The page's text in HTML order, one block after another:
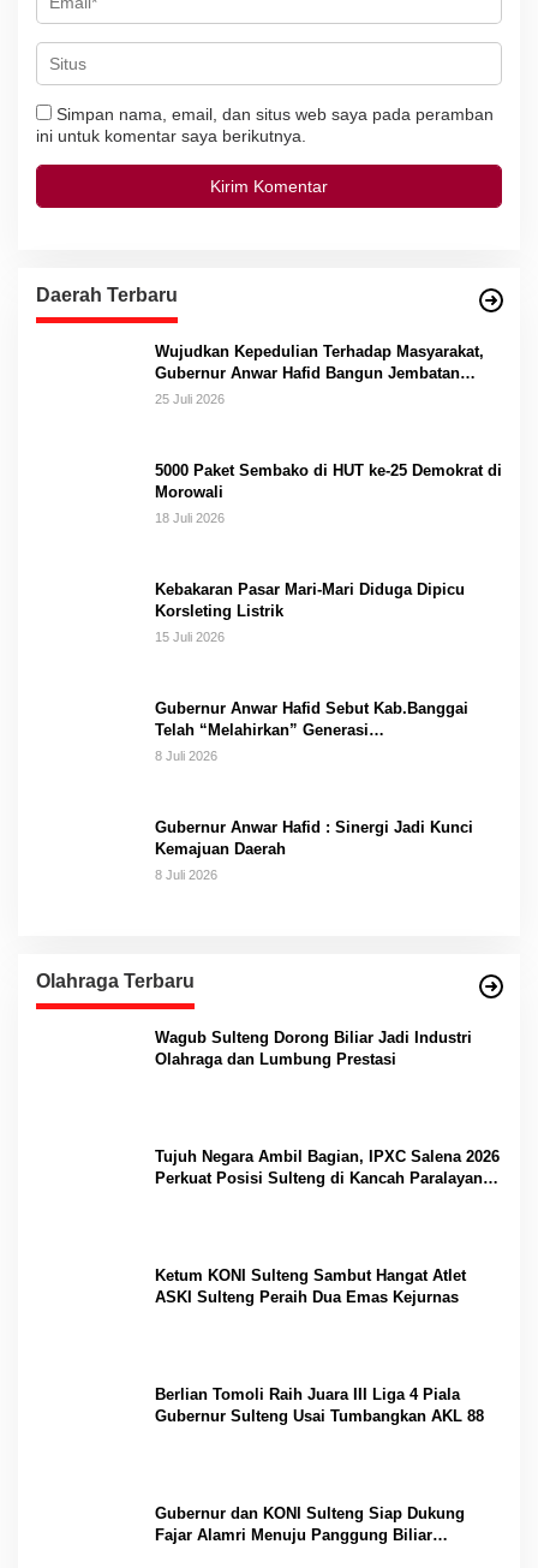
Simpan nama, email, dan situs web saya pada peramban
ini untuk komentar saya berikutnya.
Daerah Terbaru
Wujudkan Kepedulian Terhadap Masyarakat,
Gubernur Anwar Hafid Bangun Jembatan
Gantung Masungkang dengan Dana Pribadi
25 Juli 2026
5000 Paket Sembako di HUT ke-25 Demokrat di
Morowali
18 Juli 2026
Kebakaran Pasar Mari-Mari Diduga Dipicu
Korsleting Listrik
15 Juli 2026
Gubernur Anwar Hafid Sebut Kab.Banggai
Telah “Melahirkan” Generasi…
8 Juli 2026
Gubernur Anwar Hafid : Sinergi Jadi Kunci
Kemajuan Daerah
8 Juli 2026
Olahraga Terbaru
Wagub Sulteng Dorong Biliar Jadi Industri
Olahraga dan Lumbung Prestasi
Tujuh Negara Ambil Bagian, IPXC Salena 2026
Perkuat Posisi Sulteng di Kancah Paralayang
Ketum KONI Sulteng Sambut Hangat Atlet
ASKI Sulteng Peraih Dua Emas Kejurnas
Berlian Tomoli Raih Juara III Liga 4 Piala
Gubernur Sulteng Usai Tumbangkan AKL 88
Gubernur dan KONI Sulteng Siap Dukung
Fajar Alamri Menuju Panggung Biliar